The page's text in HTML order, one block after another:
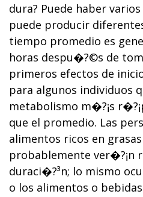
dura? Puede haber
puede producir
tiempo promedio es
horas despu�?©s de
primeros efectos de
para algunos individuos
metabolismo m�?¡s
que el promedio. Las
alimentos ricos en
probablemente ver�?¡n
duraci�?³n; lo mismo
o los alimentos o